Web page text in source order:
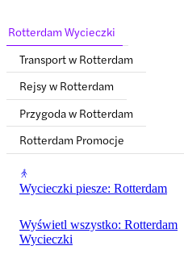
Rotterdam Wycieczki
Transport w Rotterdam
Rejsy w Rotterdam
Przygoda w Rotterdam
Rotterdam Promocje
Wycieczki piesze: Rotterdam
Wyświetl wszystko: Rotterdam
Wycieczki